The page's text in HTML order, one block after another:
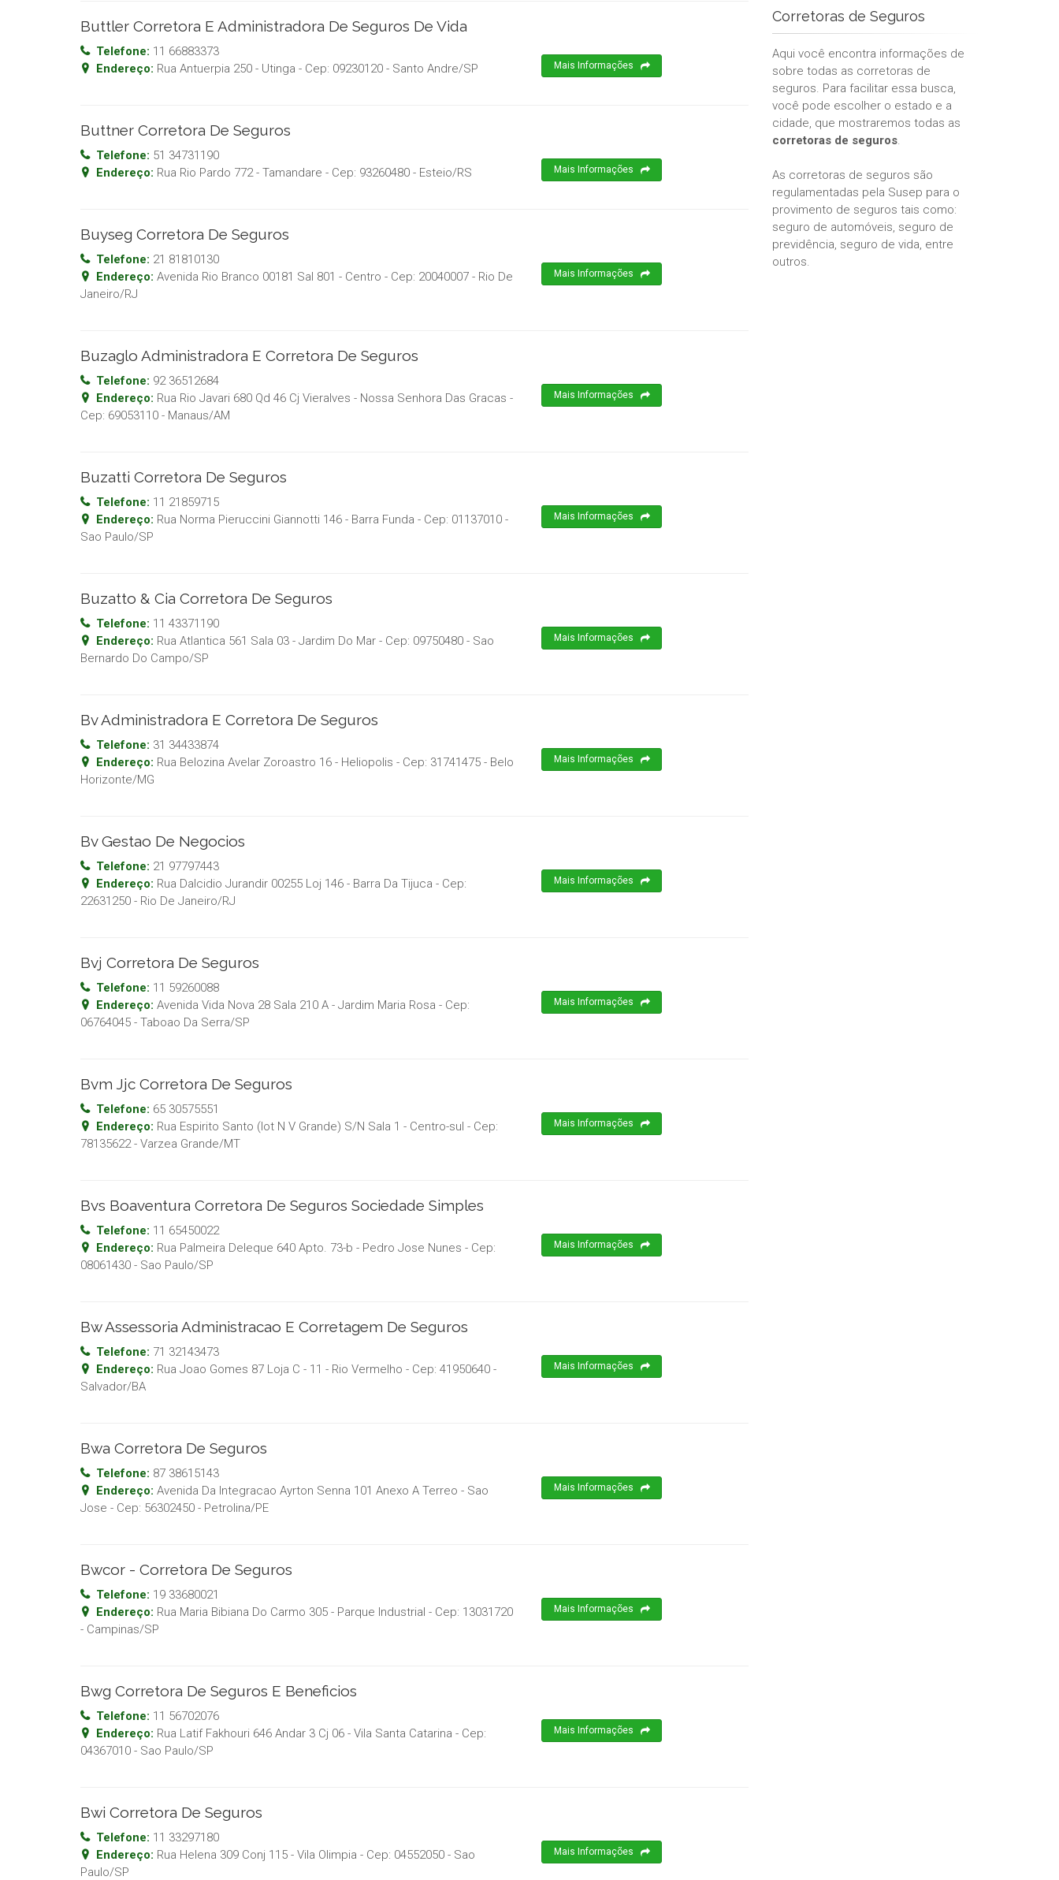
Buttler Corretora E Administradora De Seguros De Vida
Telefone: 11 66883373
Endereço: Rua Antuerpia 250 - Utinga - Cep: 09230120 - Santo Andre/SP Mais Informações
Buttner Corretora De Seguros
Telefone: 51 34731190
Endereço: Rua Rio Pardo 772 - Tamandare - Cep: 93260480 - Esteio/RS Mais Informações
Buyseg Corretora De Seguros
Telefone: 21 81810130
Endereço: Avenida Rio Branco 00181 Sal 801 - Centro - Cep: 20040007 - Rio De
Janeiro/RJ
Mais Informações
Buzaglo Administradora E Corretora De Seguros
Telefone: 92 36512684
Endereço: Rua Rio Javari 680 Qd 46 Cj Vieralves - Nossa Senhora Das Gracas -
Cep: 69053110 - Manaus/AM
Mais Informações
Buzatti Corretora De Seguros
Telefone: 11 21859715
Endereço: Rua Norma Pieruccini Giannotti 146 - Barra Funda - Cep: 01137010 -
Sao Paulo/SP
Mais Informações
Buzatto & Cia Corretora De Seguros
Telefone: 11 43371190
Endereço: Rua Atlantica 561 Sala 03 - Jardim Do Mar - Cep: 09750480 - Sao
Bernardo Do Campo/SP
Mais Informações
Bv Administradora E Corretora De Seguros
Telefone: 31 34433874
Endereço: Rua Belozina Avelar Zoroastro 16 - Heliopolis - Cep: 31741475 - Belo
Horizonte/MG
Mais Informações
Bv Gestao De Negocios
Telefone: 21 97797443
Endereço: Rua Dalcidio Jurandir 00255 Loj 146 - Barra Da Tijuca - Cep:
22631250 - Rio De Janeiro/RJ
Mais Informações
Bvj Corretora De Seguros
Telefone: 11 59260088
Endereço: Avenida Vida Nova 28 Sala 210 A - Jardim Maria Rosa - Cep:
06764045 - Taboao Da Serra/SP
Mais Informações
Bvm Jjc Corretora De Seguros
Telefone: 65 30575551
Endereço: Rua Espirito Santo (lot N V Grande) S/N Sala 1 - Centro-sul - Cep:
78135622- Varzea Grande/MT
Mais Informações
Bvs Boaventura Corretora De Seguros Sociedade Simples
Telefone: 11 65450022
Endereço: Rua Palmeira Deleque 640 Apto. 73-b - Pedro Jose Nunes - Cep:
08061430 - Sao Paulo/SP
Mais Informações
Bw Assessoria Administracao E Corretagem De Seguros
Telefone: 71 32143473
Endereço: Rua Joao Gomes 87 Loja C - 11 - Rio Vermelho - Cep: 41950640 -
Salvador/BA
Mais Informações
Bwa Corretora De Seguros
Telefone: 87 38615143
Endereço: Avenida Da Integracao Ayrton Senna 101 Anexo A Terreo - Sao
Jose - Cep: 56302450 - Petrolina/PE
Mais Informações
Bwcor - Corretora De Seguros
Telefone: 19 33680021
Endereço: Rua Maria Bibiana Do Carmo 305 - Parque Industrial - Cep: 13031720
- Campinas/SP
Mais Informações
Bwg Corretora De Seguros E Beneficios
Telefone: 11 56702076
Endereço: Rua Latif Fakhouri 646 Andar 3 Cj 06 - Vila Santa Catarina - Cep:
04367010 - Sao Paulo/SP
Mais Informações
Bwi Corretora De Seguros
Telefone: 11 33297180
Endereço: Rua Helena 309 Conj 115 - Vila Olimpia - Cep: 04552050 - Sao
Paulo/SP
Mais Informações
Corretoras de Seguros
Aqui você encontra informações de
sobre todas as corretoras de
seguros. Para facilitar essa busca,
você pode escolher o estado e a
cidade, que mostraremos todas as
corretoras de seguros.
As corretoras de seguros são
regulamentadas pela Susep para o
provimento de seguros tais como:
seguro de automóveis, seguro de
previdência, seguro de vida, entre
outros.